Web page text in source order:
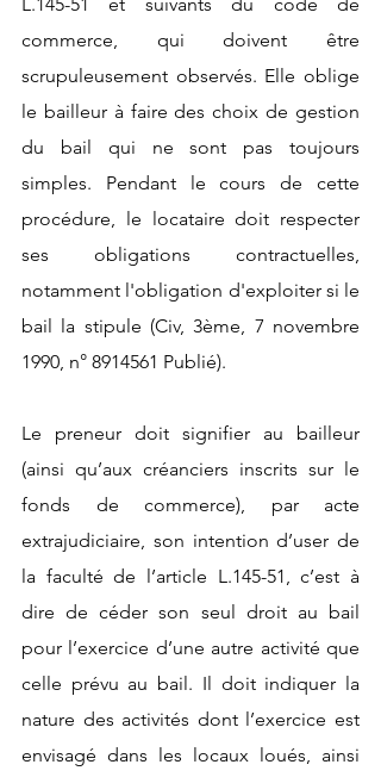
commerce, qui doivent être
scrupuleusement observés. Elle oblige
le bailleur à faire des choix de gestion
du bail qui ne sont pas toujours
simples. Pendant le cours de cette
procédure, le locataire doit respecter
ses obligations contractuelles,
notamment l'obligation d'exploiter si le
bail la stipule (Civ, 3ème, 7 novembre
1990, n° 8914561 Publié).
Le preneur doit signifier au bailleur
(ainsi qu’aux créanciers inscrits sur le
fonds de commerce), par acte
extrajudiciaire, son intention d’user de
la faculté de l’article L.145-51, c’est à
dire de céder son seul droit au bail
pour l’exercice d’une autre activité que
celle prévu au bail. Il doit indiquer la
nature des activités dont l’exercice est
envisagé dans les locaux loués, ainsi